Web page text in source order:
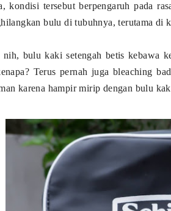
kondisi tersebut berpengaruh pada
bulu di tubuhnya, terutama di
nih, bulu kaki setengah betis kebawa
Terus pernah juga bleaching
karena hampir mirip dengan bulu